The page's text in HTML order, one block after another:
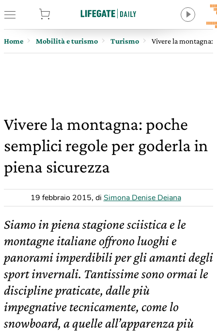
Home Mobilità e turismo Turismo Vivere la montagna:
Vivere la montagna: poche
semplici regole per goderla in
piena sicurezza
19 febbraio 2015, di Simona Denise Deiana
Siamo in piena stagione sciistica e le
montagne italiane offrono luoghi e
panorami imperdibili per gli amanti degli
sport invernali. Tantissime sono ormai le
discipline praticate, dalle più
impegnative tecnicamente, come lo
snowboard, a quelle all’apparenza più